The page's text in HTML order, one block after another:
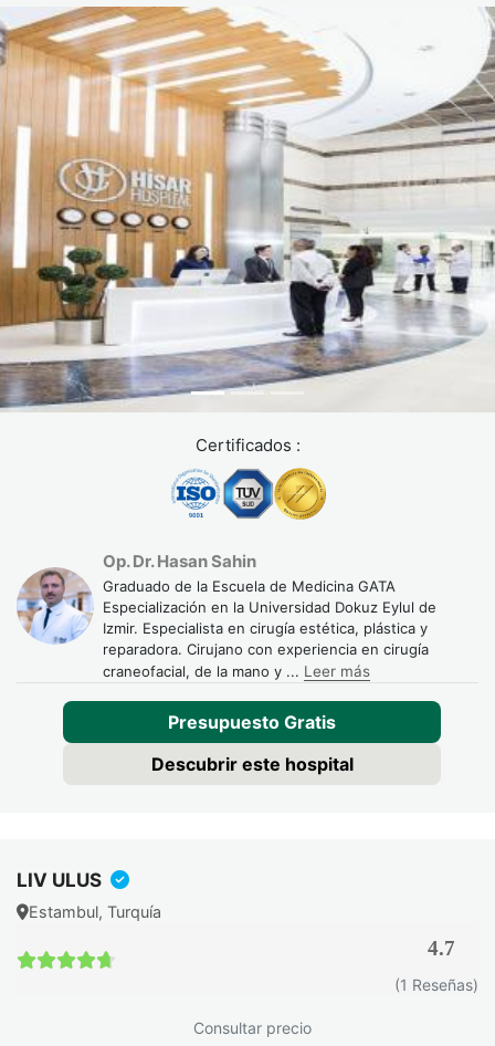
son perceptibles
Semanas 4-6:Desinflamación progresiva; primeras
definiciones musculares visibles
Resultados intermedios muy satisfactorios para
la mayoría de los pacientes
Mes 6:Resultados definitivos; remodelado cutáneo
completo. Las células grasas aspiradas no regresan.
Importante: la liposucción VASER 4D es una herramienta de
remodelado corporal, no de pérdida de peso. Los mejores
resultados se consiguen y mantienen con una alimentación
equilibrada y actividad física regular.
¿Cómo es la recuperación
después de la liposucción
tras la liposucción VASER 4D es
liposucción tradicional, gracias a una menor agresión tisular.
Sin embargo, el resultado final se construye a lo largo de
varios meses.
Cronología de la recuperación
Período Qué ocurre Recomendaciones
Dolor moderado,
Reposo relativo,
Día 3-7
Disminución
Mejora funcional,
Posible retorno a
Certificados :
Op. Dr. Hasan Sahin
Graduado de la Escuela de Medicina GATA
Especialización en la Universidad Dokuz Eylul de
Izmir. Especialista en cirugía estética, plástica y
reparadora. Cirujano con experiencia en cirugía
craneofacial, de la mano y ... Leer más
Presupuesto Gratis
Descubrir este hospital
LIV ULUS
Estambul, Turquía
4.7
(1 Reseñas)
Consultar precio